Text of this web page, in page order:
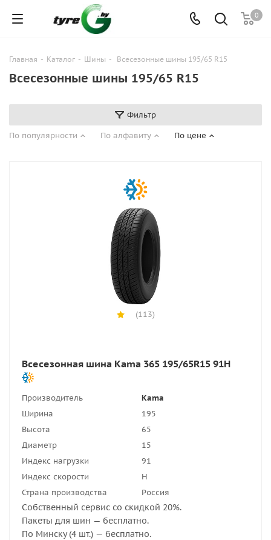
0
Главная - Каталог - Шины - Всесезонные шины 195/65 R15
Всесезонные шины 195/65 R15
Фильтр
По популярности
По алфавиту По цене
(113)
Всесезонная шина Kama 365 195/65R15 91H
Производитель
Kama
Ширина
195
Высота
65
Диаметр
15
Индекс нагрузки
91
Индекс скорости
H
Страна производства
Россия
Собственный сервис со скидкой 20%.
Пакеты для шин — бесплатно.
По Минску (4 шт.) — бесплатно.